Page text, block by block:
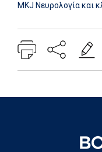
MKJ Νευρολογία και